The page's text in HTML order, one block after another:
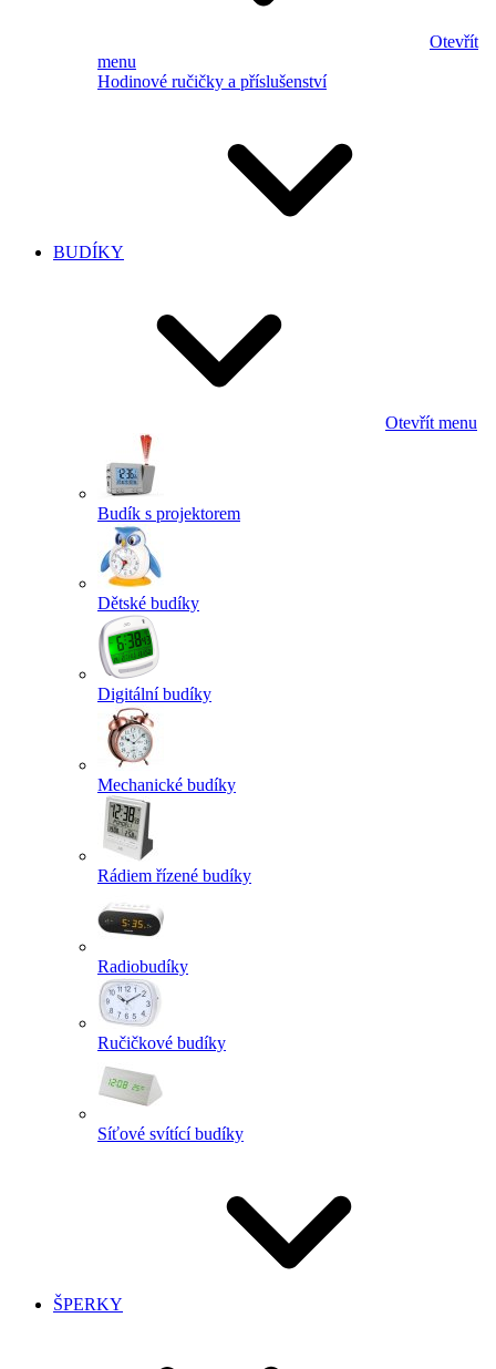
Otevřít
menu
Hodinové ručičky a příslušenství
BUDÍKY
Otevřít menu
Budík s projektorem
Dětské budíky
Digitální budíky
Mechanické budíky
Rádiem řízené budíky
Radiobudíky
Ručičkové budíky
Síťové svítící budíky
ŠPERKY